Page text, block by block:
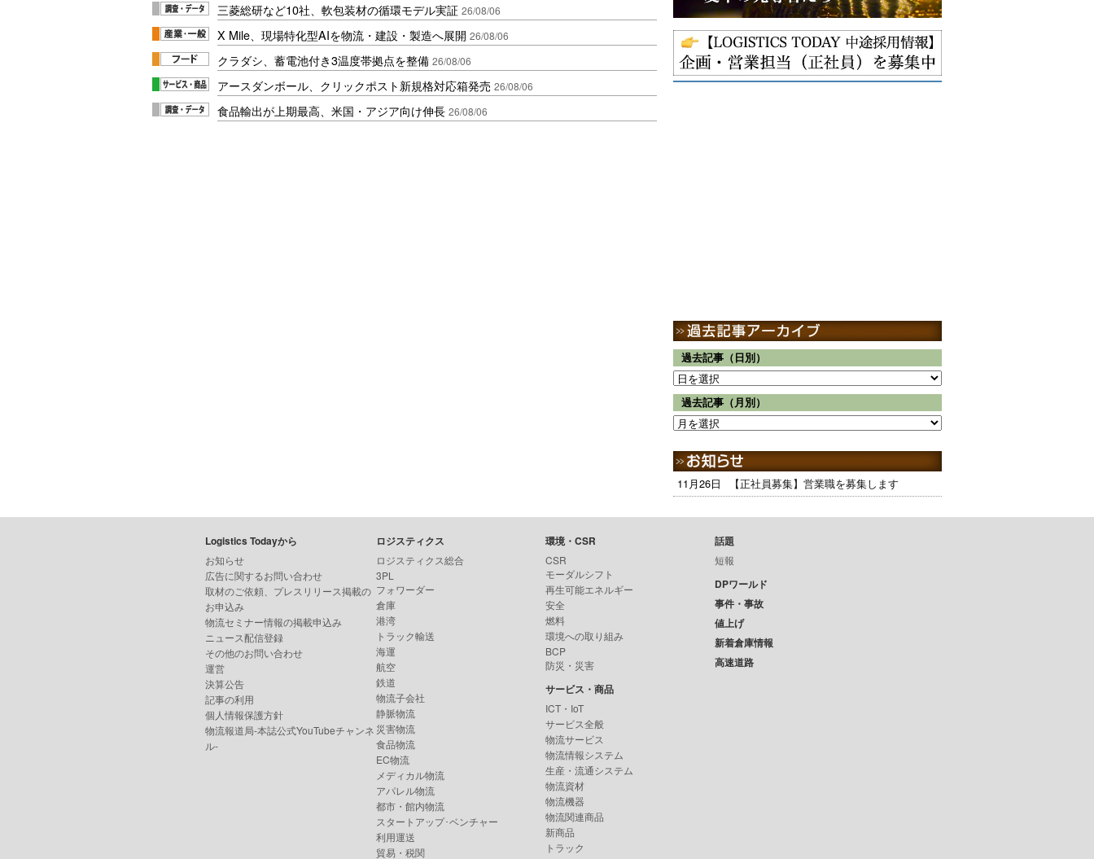
三菱総研など10社、軟包装材の循環モデル実証 26/08/06
X Mile、現場特化型AIを物流・建設・製造へ展開 26/08/06
クラダシ、蓄電池付き3温度帯拠点を整備 26/08/06
アースダンボール、クリックポスト新規格対応箱発売 26/08/06
食品輸出が上期最高、米国・アジア向け伸長 26/08/06
過去記事（日別）
過去記事（月別）
11月26日 【正社員募集】営業職を募集します
Logistics Todayから
お知らせ
広告に関するお問い合わせ
取材のご依頼、プレスリリース掲載の
お申込み
物流セミナー情報の掲載申込み
ニュース配信登録
その他のお問い合わせ
運営
決算公告
記事の利用
個人情報保護方針
物流報道局-本誌公式YouTubeチャンネ
ル-
ロジスティクス
ロジスティクス総合
3PL
フォワーダー
倉庫
港湾
トラック輸送
海運
航空
鉄道
物流子会社
静脈物流
災害物流
食品物流
EC物流
メディカル物流
アパレル物流
都市・館内物流
スタートアップ･ベンチャー
利用運送
貿易・税関
環境・CSR
CSR
モーダルシフト
再生可能エネルギー
安全
燃料
環境への取り組み
BCP
防災・災害
サービス・商品
ICT・IoT
サービス全般
物流サービス
物流情報システム
生産・流通システム
物流資材
物流機器
物流関連商品
新商品
トラック
話題
短報
DPワールド
事件・事故
値上げ
新着倉庫情報
高速道路